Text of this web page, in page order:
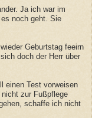
Ja ich war im
noch geht. Sie
Geburtstag feeirn
doch der Herr über
einen Test vorweisen
zur Fußpflege
schaffe ich nicht